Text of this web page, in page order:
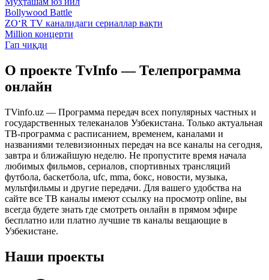
Bollywood Battle
ZO‘R TV каналидаги сериаллар вақти
Million концерти
Гап чиқди
О проекте TvInfo — Телепрограмма
онлайн
TVinfo.uz — Программа передач всех популярных частных и
государственных телеканалов Узбекистана. Только актуальная
ТВ-программа с расписанием, временем, каналами и
названиями телевизионных передач на все каналы на сегодня,
завтра и ближайшую неделю. Не пропустите время начала
любимых фильмов, сериалов, спортивных трансляций
футбола, баскетбола, ufc, mma, бокс, новости, музыка,
мультфильмы и другие передачи. Для вашего удобства на
сайте все ТВ каналы имеют ссылку на просмотр online, вы
всегда будете знать где смотреть онлайн в прямом эфире
бесплатно или платно лучшие тв каналы вещающие в
Узбекистане.
Наши проекты